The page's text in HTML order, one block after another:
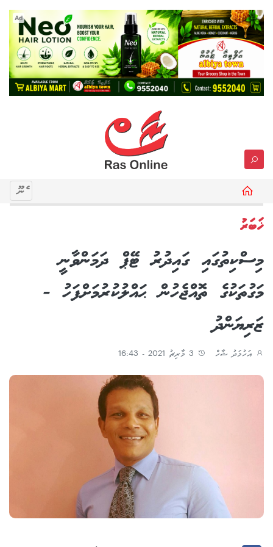
Ad
މެނޫ
ޚަބަރު
މިސްކިތުގައި ގައިދުރު ޓޭޕް ދަމަންވާނީ
މަގުތަކުގެ ތޮއްޖެހުން ޙައްލުކުރުމަށްފަހު -
ޒަރިޔަންދު
އަހުމަދު ޝާހް